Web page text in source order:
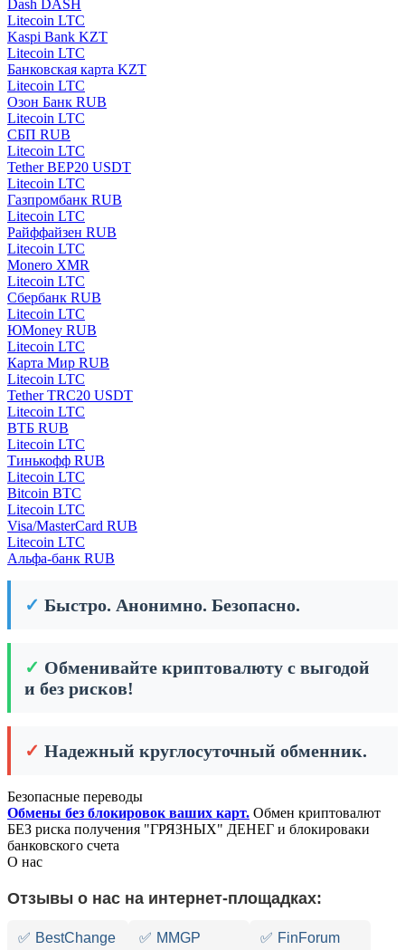
Dash DASH
Litecoin LTC
Kaspi Bank KZT
Litecoin LTC
Банковская карта KZT
Litecoin LTC
Озон Банк RUB
Litecoin LTC
СБП RUB
Litecoin LTC
Tether BEP20 USDT
Litecoin LTC
Газпромбанк RUB
Litecoin LTC
Райффайзен RUB
Litecoin LTC
Monero XMR
Litecoin LTC
Сбербанк RUB
Litecoin LTC
ЮMoney RUB
Litecoin LTC
Карта Мир RUB
Litecoin LTC
Tether TRC20 USDT
Litecoin LTC
ВТБ RUB
Litecoin LTC
Тинькофф RUB
Litecoin LTC
Bitcoin BTC
Litecoin LTC
Visa/MasterCard RUB
Litecoin LTC
Альфа-банк RUB
✓ Быстро. Анонимно. Безопасно.
✓ Обменивайте криптовалюту с выгодой
и без рисков!
✓ Надежный круглосуточный обменник.
Безопасные переводы
Обмены без блокировок ваших карт. Обмен криптовалют
БЕЗ риска получения "ГРЯЗНЫХ" ДЕНЕГ и блокироваки
банковского счета
О нас
Отзывы о нас на интернет-площадках:
✅ BestChange ✅ MMGP ✅ FinForum